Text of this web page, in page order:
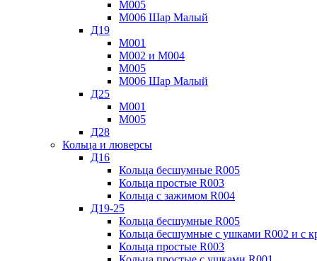
М005
М006 Шар Малый
Д19
М001
М002 и М004
М005
М006 Шар Малый
Д25
М001
М005
Д28
Кольца и люверсы
Д16
Кольца бесшумные R005
Кольца простые R003
Кольца с зажимом R004
Д19-25
Кольца бесшумные R005
Кольца бесшумные с ушками R002 и с
Кольца простые R003